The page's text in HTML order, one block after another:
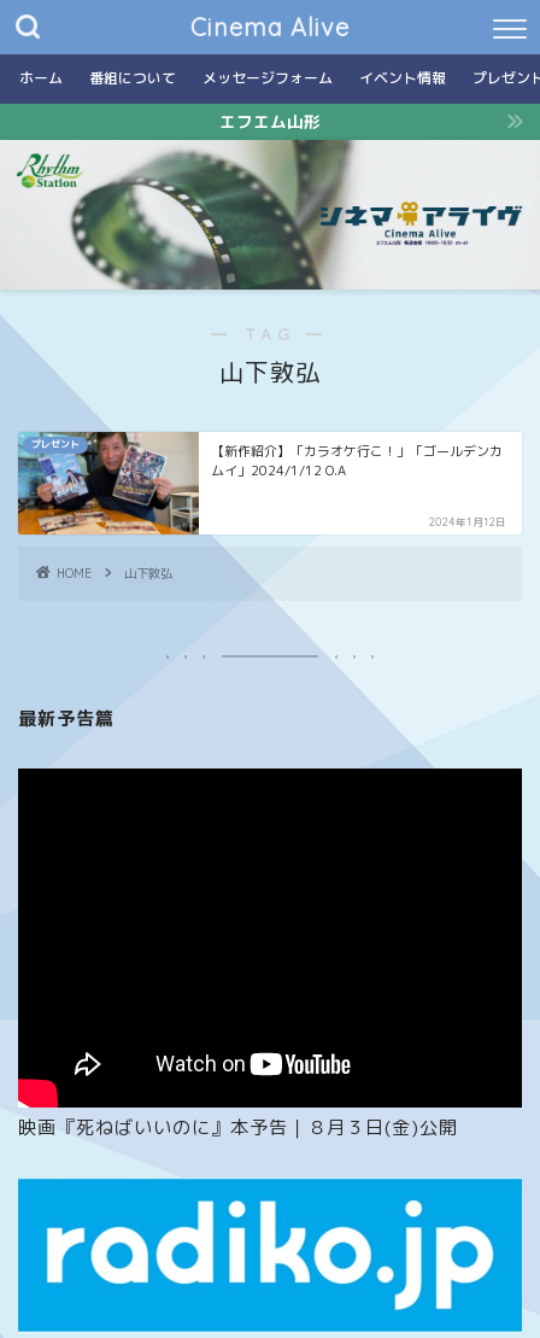
Cinema Alive
ホーム 番組について メッセージフォーム イベント情報 プレゼン
エフエム山形
― TAG ―
山下敦弘
プレゼント
【新作紹介】「カラオケ行こ！」「ゴールデンカ
ムイ」2024/1/12 O.A
2024年1月12日
HOME 山下敦弘
最新予告篇
映画『死ねばいいのに』本予告｜８月３日(金)公開